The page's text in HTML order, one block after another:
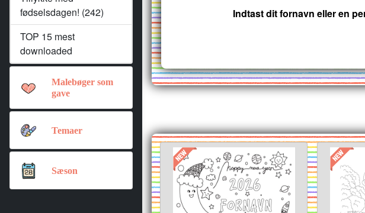
fødselsdagen! (242)
TOP 15 mest
downloaded
Malebøger som
gave
Temaer
Sæson
Indtast dit fornavn eller en